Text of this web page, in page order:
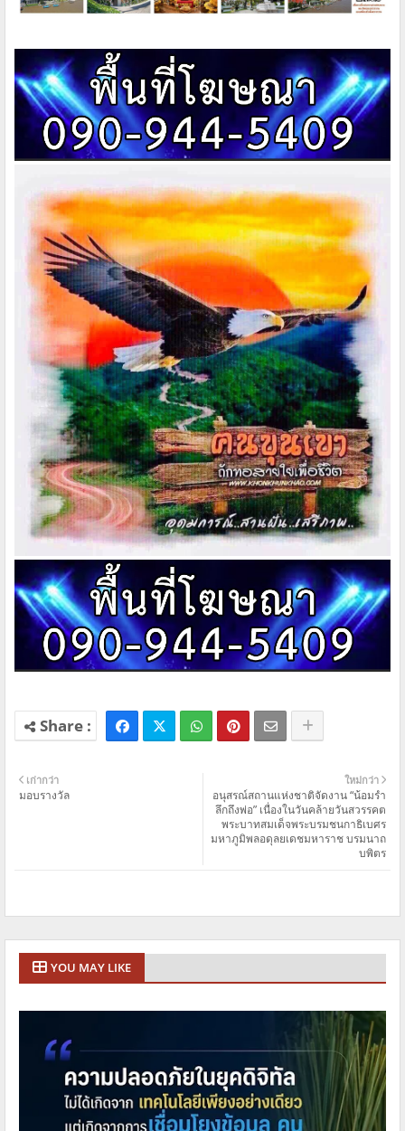
ใหม่กว่า
อนุสรณ์สถานแห่งชาติจัดงาน “น้อมรํา
ลึกถึงพ่อ” เนื่องในวันคล้ายวันสวรรคต
พระบาทสมเด็จพระบรมชนกาธิเบศร
มหาภูมิพลอดุลยเดชมหาราช บรมนาถ
บพิตร
เก่ากว่า
มอบรางวัล
YOU MAY LIKE